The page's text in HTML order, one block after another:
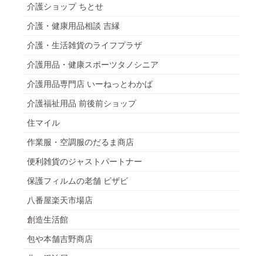
介護ショップ ちとせ
介護・健康用品相談 吉縁
介護・生活雑貨のライフプラザ
介護用品・健康スポーツタノシニア
介護用品専門店 いーねっとわかば
介護福祉用品 前後前ショップ
住マイル
作業服・空調服のだるま商店
便利雑貨のジャストパートナー
保護フィルムの老舗 ビザビ
八番屋楽天市場店
創造生活館
包や本舗吉野商店